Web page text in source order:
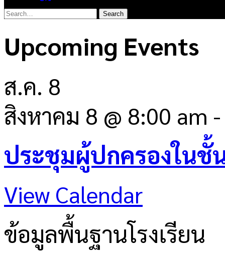
Upcoming Events
ส.ค. 8
สิงหาคม 8 @ 8:00 am
ประชุมผู้ปกครองในชั้
View Calendar
ข้อมูลพื้นฐานโรงเรียน